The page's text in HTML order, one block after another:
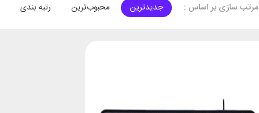
مرتب سازی بر اساس : جدیدترین محبوب‌ترین رتبه بندی